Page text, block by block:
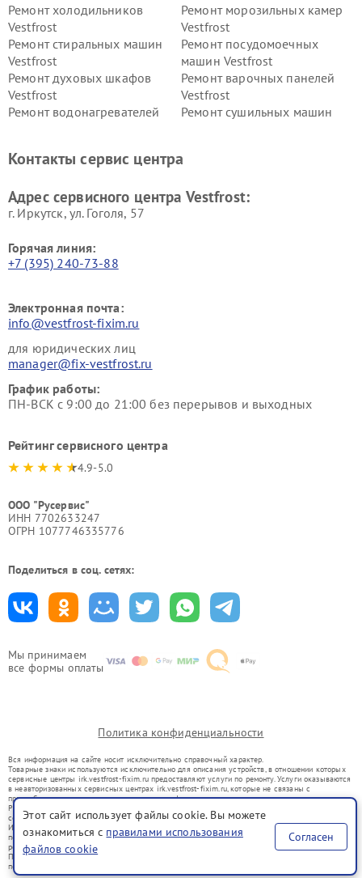
Мы принимаем
все формы оплаты
Ремонт холодильников
Vestfrost
Ремонт морозильных камер
Vestfrost
Ремонт стиральных машин
Vestfrost
Ремонт посудомоечных
машин Vestfrost
Ремонт духовых шкафов
Vestfrost
Ремонт варочных панелей
Vestfrost
Ремонт водонагревателей
Ремонт сушильных машин
Vestfrost
Контакты сервис центра
Адрес сервисного центра Vestfrost:
г. Иркутск, ул. ​Гоголя, 57
Горячая линия:
+7 (395) 240-73-88
Электронная почта:
info@vestfrost-fixim.ru
для юридических лиц
manager@fix-vestfrost.ru
График работы:
ПН-ВСК с 9:00 до 21:00 без перерывов и выходных
Рейтинг сервисного центра
4.9-5.0
ООО "Русервис"
ИНН 7702633247
ОГРН 1077746335776
Поделиться в соц. сетях:
Политика конфиденциальности
Вся информация на сайте носит исключительно справочный характер.
Товарные знаки используются исключительно для описания устройств, в отношении которых
сервисные центры irk.vestfrost-fixim.ru предоставляют услуги по ремонту. Услуги оказываются
в неавторизованных сервисных центрах irk.vestfrost-fixim.ru, которые не связаны с
правообладателями товарных знаков или их официальными представителями.
Ремонт осуществляется для устройств, уже введенных в гражданский оборот в соответствии
со статьей 1487 ГК РФ.
Использование товарных знаков не преследует цели индивидуализации услуг или введения
потребителей в заблуждение, а служит для информирования о предоставляемых услугах по
ремонту техники указанных брендов.
Представленная на сайте информация не является публичной офертой, определяемой
положениями Статьи 437(2) Гражданского кодекса РФ
Этот сайт использует файлы cookie. Вы можете
ознакомиться с правилами использования
файлов cookie
Согласен